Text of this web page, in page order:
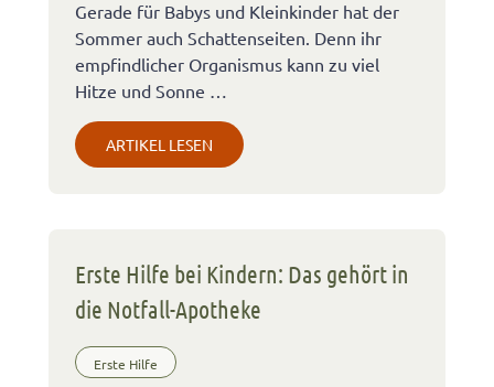
Gerade für Babys und Kleinkinder hat der
Sommer auch Schattenseiten. Denn ihr
empfindlicher Organismus kann zu viel
Hitze und Sonne …
ARTIKEL LESEN
Erste Hilfe bei Kindern: Das gehört in
die Notfall-Apotheke
Erste Hilfe